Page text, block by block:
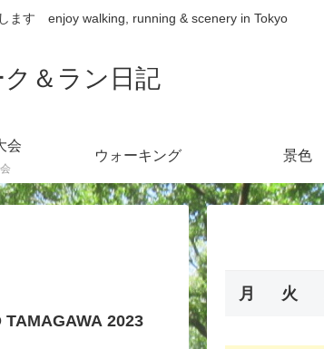
ます enjoy walking, running & scenery in Tokyo
＆ラン日記
会
ウォーキング 景色
TAMAGAWA 2023
月 火